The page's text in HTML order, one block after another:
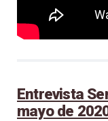
Entrevista
mayo de